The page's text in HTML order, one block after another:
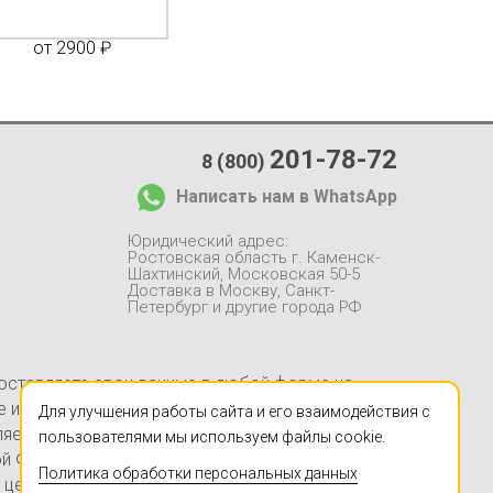
от 2900 ₽
8 (800) 201-78-72
Написать нам в WhatsApp
Юридический адрес:
Ростовская область г. Каменск-
Шахтинский, Московская 50-5
Доставка в Москву, Санкт-
Петербург и другие города РФ
свои данные в любой форме на
информация, в частности, касающаяся
заверением об обстоятельствах и не
Федерации. Указанные на настоящем Сайте
цен в Компании «ЧПУЦЕНТР» (ИП Ершов А.В.,
Для улучшения работы сайта и его взаимодействия с
пользователями мы используем файлы cookie.
Политика обработки персональных данных